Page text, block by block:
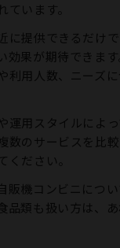
ています。
に提供できるだけ
効果が期待できま
利用人数、ニーズ
運用スタイルによ
数のサービスを比
ください。
販機コンビニにつ
品類も扱い方は、